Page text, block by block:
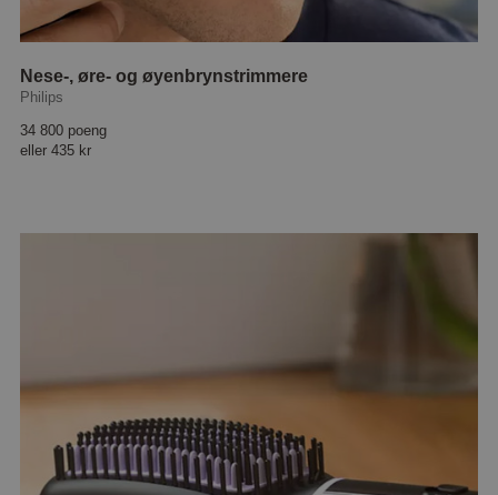
Nese-, øre- og øyenbrynstrimmere
Philips
34 800 poeng
eller 435 kr